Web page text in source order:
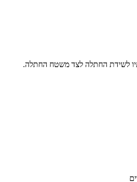
לשידת החתלה לצד משטח החתלה.